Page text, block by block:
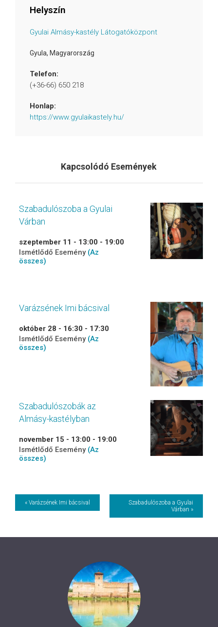
Helyszín
Gyulai Almásy-kastély Látogatóközpont
Gyula, Magyarország
Telefon:
(+36-66) 650 218
Honlap:
https://www.gyulaikastely.hu/
Kapcsolódó Események
Szabadulószoba a Gyulai
Várban
szeptember 11 - 13:00 - 19:00
Ismétlődő Esemény (Az
összes)
Varázsének Imi bácsival
október 28 - 16:30 - 17:30
Ismétlődő Esemény (Az
összes)
Szabadulószobák az
Almásy-kastélyban
november 15 - 13:00 - 19:00
Ismétlődő Esemény (Az
összes)
Event
Navigation
« Varázsének Imi bácsival
Szabadulószoba a Gyulai
Várban »